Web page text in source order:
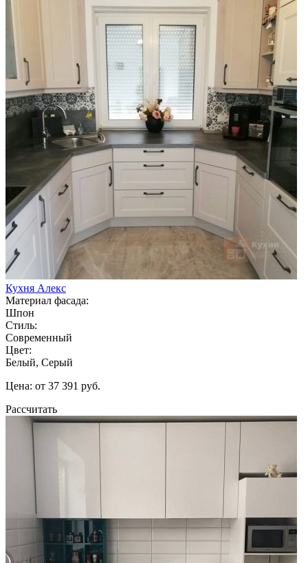
Кухня Алекс
Материал фасада:
Шпон
Стиль:
Современный
Цвет:
Белый, Серый
Цена: от 37 391 руб.
Рассчитать